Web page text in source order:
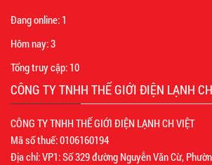
Đang online: 1
Hôm nay:3
Tổng truy cập: 10
CÔNG TY TNHH THẾ GIỚI ĐIỆN LẠNH
CÔNG TY TNHH THẾ GIỚI ĐIỆN LẠNH CH VIỆT
Mã số thuế: 0106160194
Địa chỉ: VP1: Số 329 đường Nguyễn Văn Cừ,